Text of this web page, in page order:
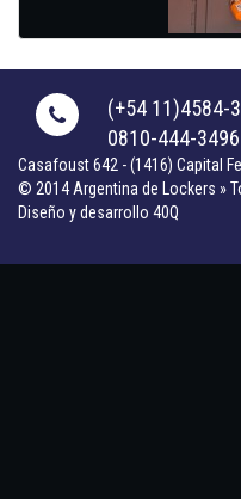
(+54 11)4584-
0810-444-3496
Casafoust 642 - (1416) Capital
© 2014 Argentina de Lockers »
Diseño y desarrollo 40Q